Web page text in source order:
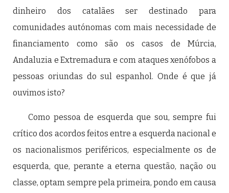
dinheiro dos catalães ser destinado para
comunidades autónomas com mais necessidade de
financiamento como são os casos de Múrcia,
Andaluzia e Extremadura e com ataques xenófobos a
pessoas oriundas do sul espanhol. Onde é que já
ouvimos isto?
Como pessoa de esquerda que sou, sempre fui
crítico dos acordos feitos entre a esquerda nacional e
os nacionalismos periféricos, especialmente os de
esquerda, que, perante a eterna questão, nação ou
classe, optam sempre pela primeira, pondo em causa